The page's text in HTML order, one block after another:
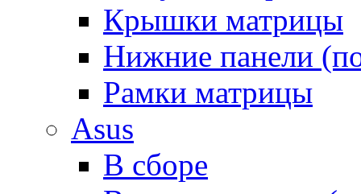
Крышки матрицы
Нижние панели
Рамки матрицы
Asus
В сборе